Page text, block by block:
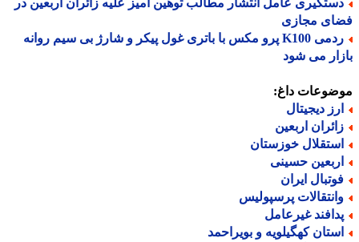
عامل انتشار مطالب توهین آمیز علیه زائران اربعین در
مجازی
ردمی K100 پرو مکس با باتری غول پیکر و شارژ بی سیم روانه
می شود
داغ:
دیجیتال
اربعین
خوزستان
حسینی
ایران
پرسپولیس
غیرعامل
کهگیلویه و بویراحمد